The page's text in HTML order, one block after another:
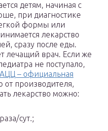
детям, начиная с
при диагностике
формы или
лекарство
сразу после еды.
лечащий врач. Если же
не поступало,
АЦЦ – официальная
производителя,
лекарство можно:
сут.;